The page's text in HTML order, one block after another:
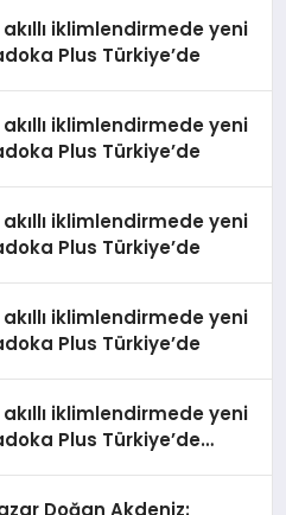
akıllı iklimlendirmede yeni
Plus Türkiye’de
akıllı iklimlendirmede yeni
Plus Türkiye’de
akıllı iklimlendirmede yeni
Plus Türkiye’de
akıllı iklimlendirmede yeni
Plus Türkiye’de
akıllı iklimlendirmede yeni
Plus Türkiye’de
dostu tasarımıyla
Doğan Akdeniz: